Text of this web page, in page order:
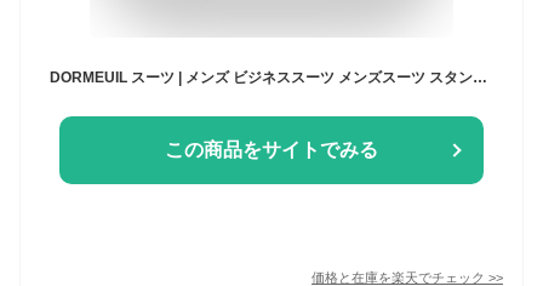
この商品をサイトでみる
価格と在庫を楽天でチェック >>